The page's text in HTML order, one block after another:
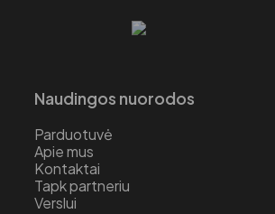
Naudingos nuorodos
Parduotuvė
Apie mus
Kontaktai
Tapk partneriu
Verslui